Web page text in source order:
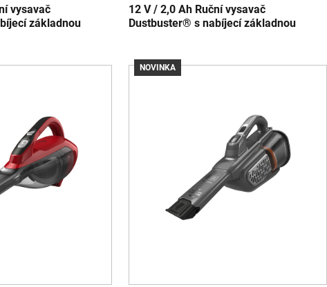
vysavač
základnou
12 V / 2,0 Ah Ruční vysavač
Dustbuster® s nabíjecí základnou
NOVINKA